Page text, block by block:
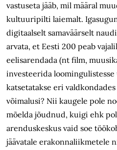
vastuseta jääb, mil määral
kultuuripilti laiemalt.
digitaalselt samaväärselt
arvata, et Eesti 200 peab
eelisarendada (nt film,
investeerida
katsetatakse eri
võimalusi? Nii kaugele pole
mõelda jõudnud, kuigi ehk
arenduskeskus vaid soe
jäävatale erakonnaliikmetele